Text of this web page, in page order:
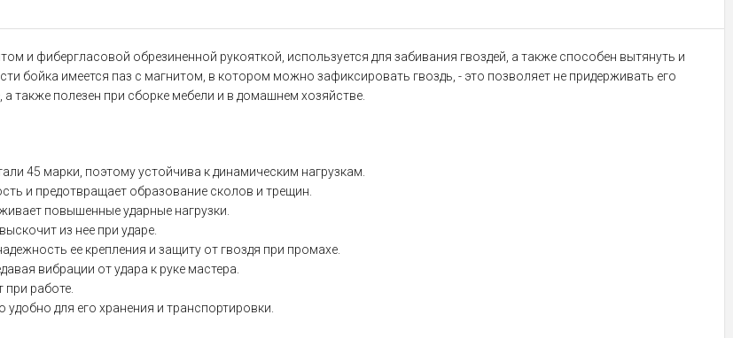
и фибергласовой обрезиненной рукояткой, используется для забивания гвоздей, а также способен вытянуть и
бойка имеется паз с магнитом, в котором можно зафиксировать гвоздь, - это позволяет не придерживать его
также полезен при сборке мебели и в домашнем хозяйстве.
45 марки, поэтому устойчива к динамическим нагрузкам.
и предотвращает образование сколов и трещин.
повышенные ударные нагрузки.
из нее при ударе.
ее крепления и защиту от гвоздя при промахе.
вибрации от удара к руке мастера.
работе.
для его хранения и транспортировки.